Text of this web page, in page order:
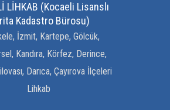
LİHKAB (Kocaeli Lisanslı
Kadastro Bürosu)
İzmit, Kartepe, Gölcük,
Kandıra, Körfez, Derince,
Darıca, Çayırova İlçeleri
Lihkab